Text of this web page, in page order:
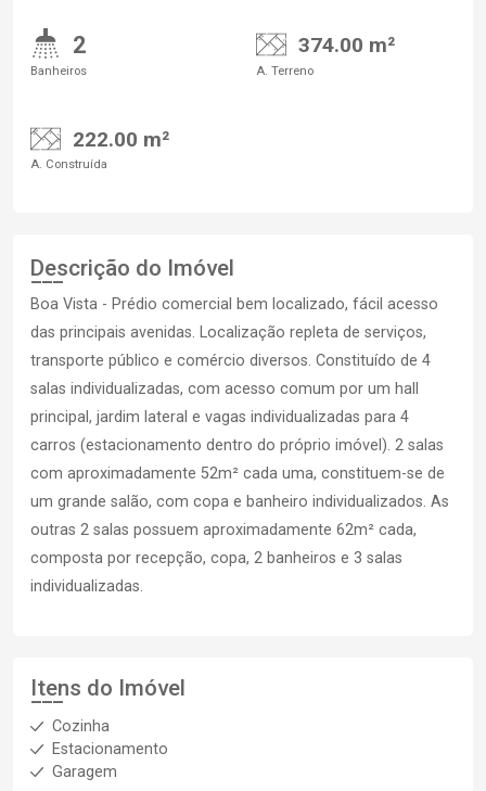
2
Banheiros
374.00 m²
A. Terreno
222.00 m²
A. Construída
Descrição do Imóvel
Boa Vista - Prédio comercial bem localizado, fácil acesso
das principais avenidas. Localização repleta de serviços,
transporte público e comércio diversos. Constituído de 4
salas individualizadas, com acesso comum por um hall
principal, jardim lateral e vagas individualizadas para 4
carros (estacionamento dentro do próprio imóvel). 2 salas
com aproximadamente 52m² cada uma, constituem-se de
um grande salão, com copa e banheiro individualizados. As
outras 2 salas possuem aproximadamente 62m² cada,
composta por recepção, copa, 2 banheiros e 3 salas
individualizadas.
Itens do Imóvel
Cozinha
Estacionamento
Garagem